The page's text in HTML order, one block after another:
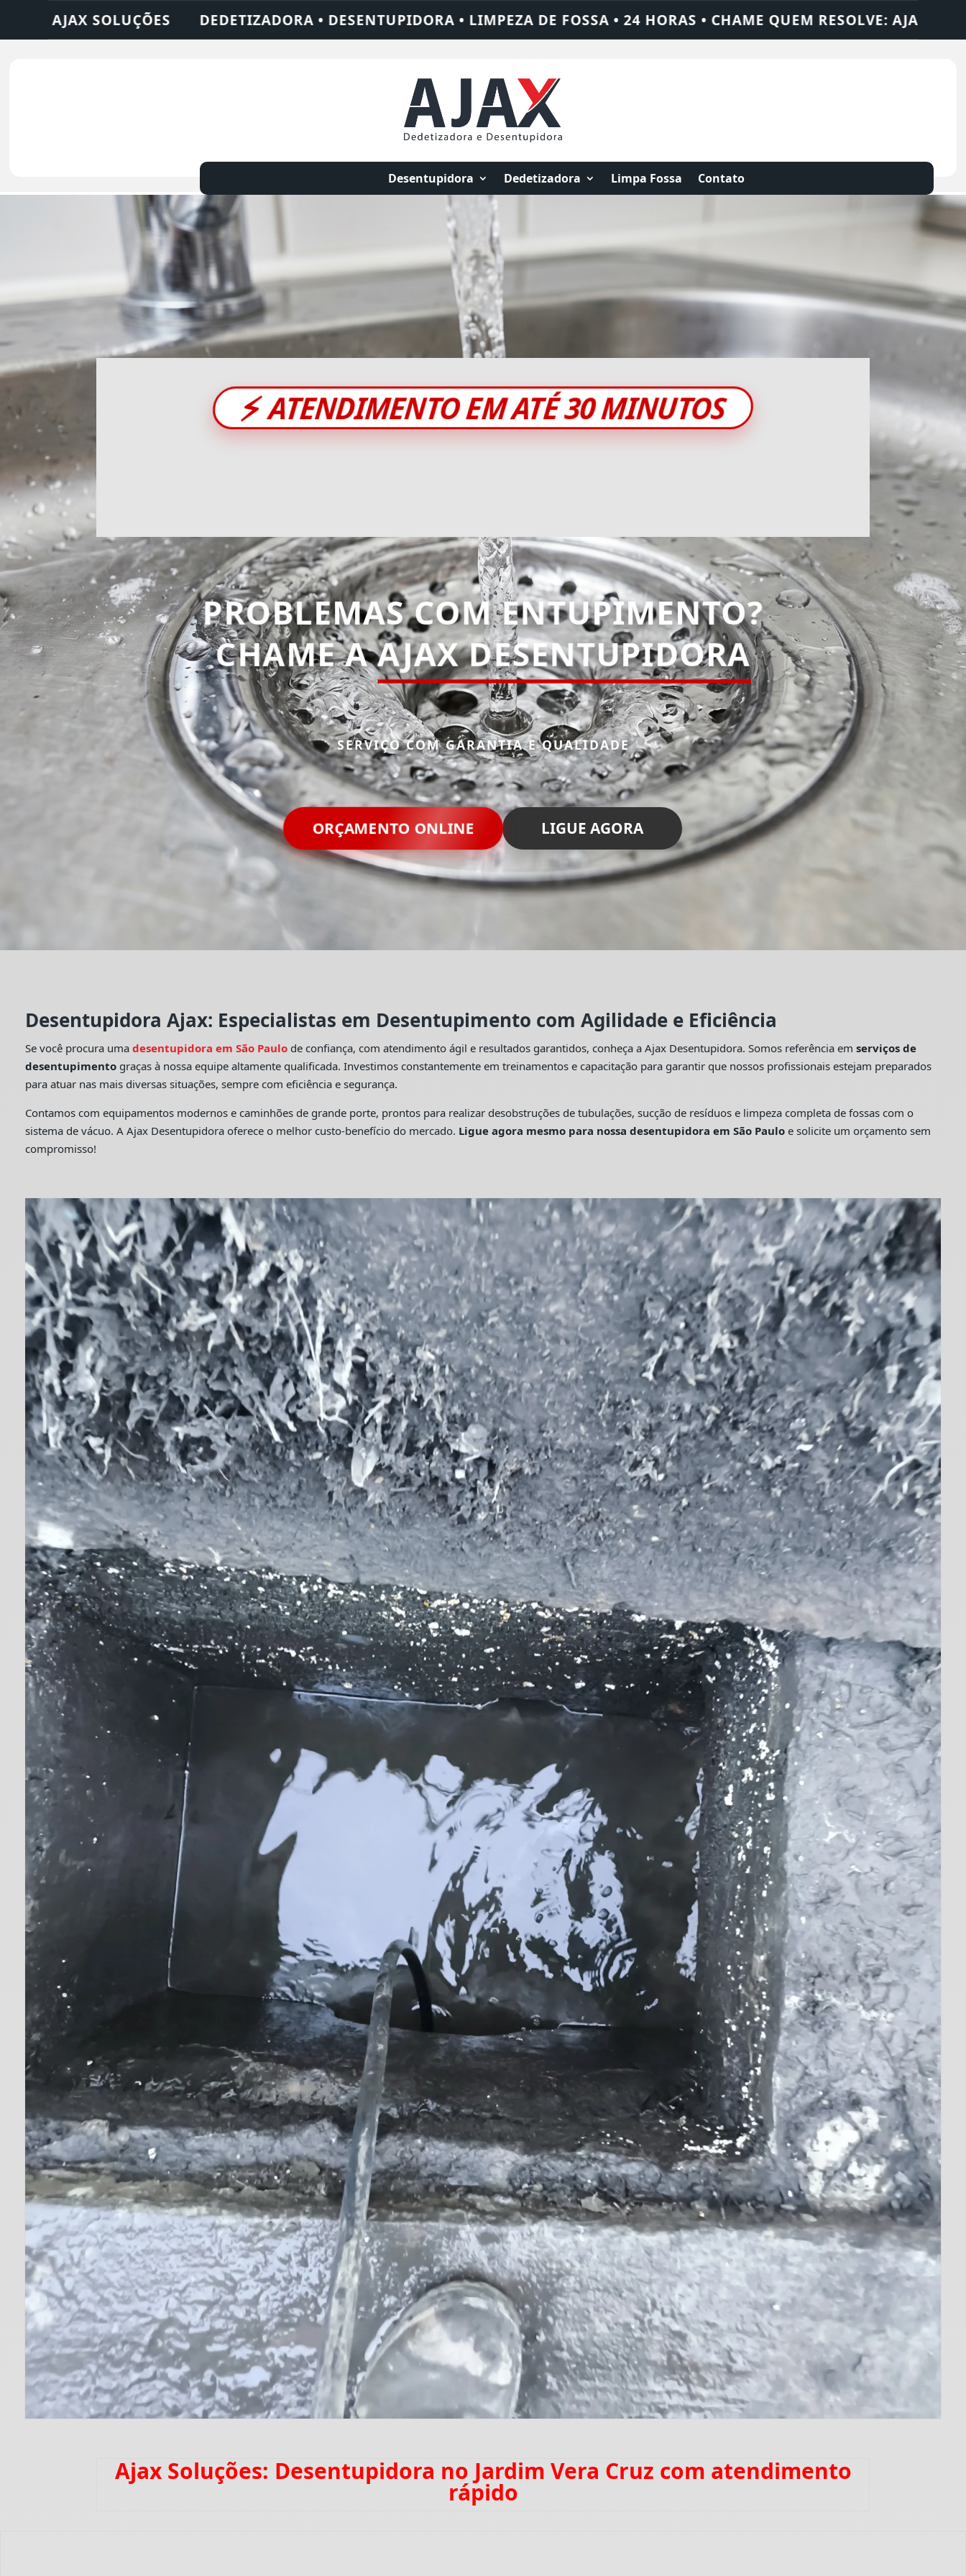
• DESENTUPIDORA • LIMPEZA DE FOSSA • 24 HORAS • CHAME QUEM RESOLVE: AJAX SOLUÇÕES DEDETIZADORA •
Desentupidora Dedetizadora Limpa Fossa Contato
⚡ATENDIMENTO EM ATÉ 30 MINUTOS
PROBLEMAS COM ENTUPIMENTO?
CHAME AAJAX DESENTUPIDORA
SERVIÇO COM GARANTIA E QUALIDADE
ORÇAMENTO ONLINE LIGUE AGORA
Desentupidora Ajax: Especialistas em Desentupimento com Agilidade e Eficiência
Se você procura uma desentupidora em São Paulo de confiança, com atendimento ágil e resultados garantidos, conheça a Ajax Desentupidora. Somos referência em serviços de
desentupimentograças à nossa equipe altamente qualificada. Investimos constantemente em treinamentos e capacitação para garantir que nossos profissionais estejam preparados
para atuar nas mais diversas situações, sempre com eficiência e segurança.
Contamos com equipamentos modernos e caminhões de grande porte, prontos para realizar desobstruções de tubulações, sucção de resíduos e limpeza completa de fossas com o
sistema de vácuo. A Ajax Desentupidora oferece o melhor custo-benefício do mercado. Ligue agora mesmo para nossa desentupidora em São Pauloe solicite um orçamento sem
compromisso!
Ajax Soluções: Desentupidora no Jardim Vera Cruz com atendimento
rápido